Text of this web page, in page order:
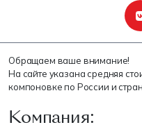
Обращаем ваше внимание!
На сайте указана средняя
компоновке по России и
Компания: